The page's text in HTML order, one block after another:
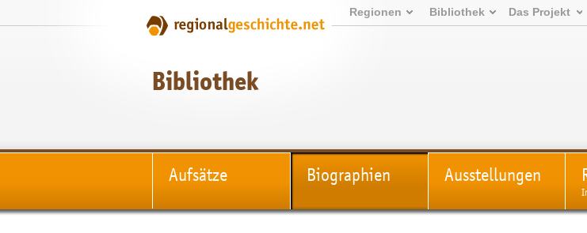
Regionen Bibliothek Das Projekt
Bibliothek
Aufsätze Biographien Ausstellungen